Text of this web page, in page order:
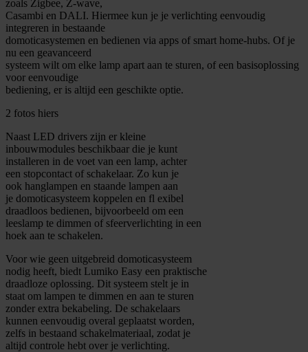
zoals Zigbee, Z-wave,
Casambi en DALI. Hiermee kun je je verlichting eenvoudig
integreren in bestaande
domoticasystemen en bedienen via apps of smart home-hubs. Of je
nu een geavanceerd
systeem wilt om elke lamp apart aan te sturen, of een basisoplossing
voor eenvoudige
bediening, er is altijd een geschikte optie.
2 fotos hiers
Naast LED drivers zijn er kleine
inbouwmodules beschikbaar die je kunt
installeren in de voet van een lamp, achter
een stopcontact of schakelaar. Zo kun je
ook hanglampen en staande lampen aan
je domoticasysteem koppelen en fl exibel
draadloos bedienen, bijvoorbeeld om een
leeslamp te dimmen of sfeerverlichting in een
hoek aan te schakelen.
Voor wie geen uitgebreid domoticasysteem
nodig heeft, biedt Lumiko Easy een praktische
draadloze oplossing. Dit systeem stelt je in
staat om lampen te dimmen en aan te sturen
zonder extra bekabeling. De schakelaars
kunnen eenvoudig overal geplaatst worden,
zelfs in bestaand schakelmateriaal, zodat je
altijd controle hebt over je verlichting.